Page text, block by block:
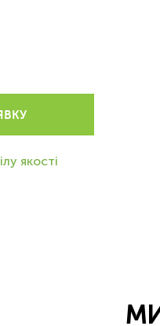
якості